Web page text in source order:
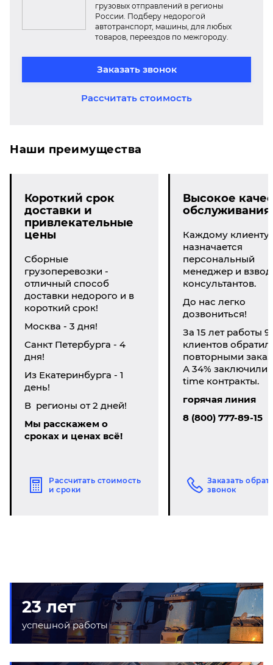
грузовых отправлений в регионы
России. Подберу недорогой
автотранспорт, машины, для любых
товаров, переездов по межгороду.
Заказать звонок
Рассчитать стоимость
Наши преимущества
Короткий срок
доставки и
привлекательные
цены
Сборные
грузоперевозки -
отличный способ
доставки недорого и в
короткий срок!
Москва - 3 дня!
Санкт Петербурга - 4
дня!
Из Екатеринбурга - 1
день!
В регионы от 2 дней!
Мы расскажем о
сроках и ценах всё!
Рассчитать стоимость
и сроки
Высокое
обслуживания
Каждому клиенту
назначается
персональный
менеджер и взвод
консультантов.
До нас легко
дозвониться!
За 15 лет работы
клиентов
повторными
А 34% заключили
time контракты.
горячая линия
8 (800) 777-89-15
Заказать
звонок
23 лет
успешной работы